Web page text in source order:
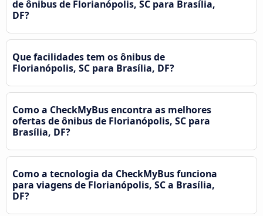
de ônibus de Florianópolis, SC para Brasília,
DF?
Que facilidades tem os ônibus de
Florianópolis, SC para Brasília, DF?
Como a CheckMyBus encontra as melhores
ofertas de ônibus de Florianópolis, SC para
Brasília, DF?
Como a tecnologia da CheckMyBus funciona
para viagens de Florianópolis, SC a Brasília,
DF?